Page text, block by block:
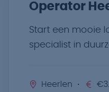
Operator
Start een mooie
specialist in
Heerlen